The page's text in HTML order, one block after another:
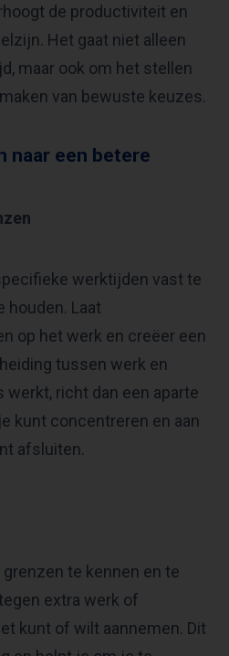
de productiviteit en
Het gaat niet alleen
maar ook om het stellen
van bewuste keuzes.​
naar een betere
werktijden vast te
houden. Laat
op het werk en creëer een
tussen werk en
richt dan een aparte
kunt concentreren en aan
afsluiten.
te kennen en te
extra werk of
kunt of wilt aannemen. Dit